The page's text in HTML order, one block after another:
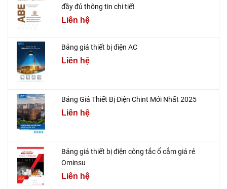
đầy đủ thông tin chi tiết
Liên hệ
Bảng giá thiết bị điện AC
Liên hệ
Bảng Giá Thiết Bị Điện Chint Mới Nhất 2025
Liên hệ
Bảng giá thiết bị điện công tắc ổ cắm giá rẻ
Ominsu
Liên hệ